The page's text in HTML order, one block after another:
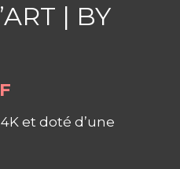
| BY
et doté d’une